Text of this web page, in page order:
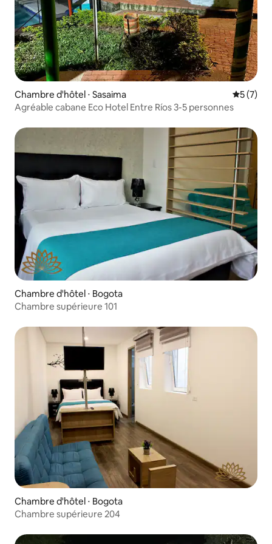
Chambre d'hôtel ⋅ Sasaima
5 (7)
Agréable cabane Eco Hotel Entre Ríos 3-5 personnes
Chambre d'hôtel ⋅ Bogota
Chambre supérieure 101
Chambre d'hôtel ⋅ Bogota
Chambre supérieure 204